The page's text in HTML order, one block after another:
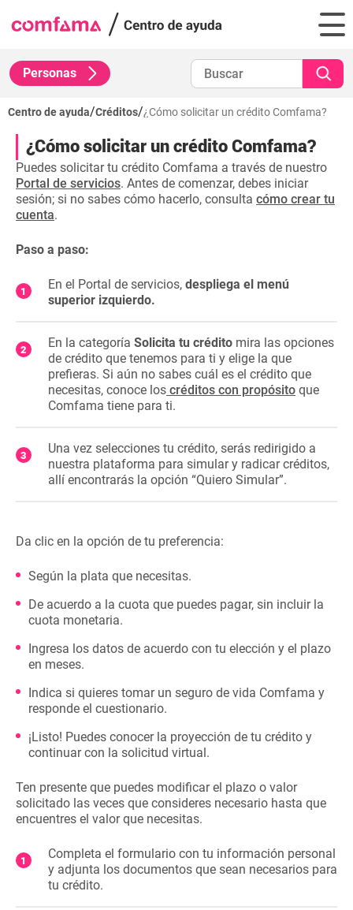
Personas
Centro de ayuda/Créditos/¿Cómo solicitar un crédito Comfama?
¿Cómo solicitar un crédito Comfama?
Puedes solicitar tu crédito Comfama a través de nuestro
Portal de servicios. Antes de comenzar, debes iniciar
sesión; si no sabes cómo hacerlo, consulta cómo crear tu
cuenta.
Paso a paso:
En el Portal de servicios, despliega el menú
superior izquierdo.
En la categoría Solicita tu crédito mira las opciones
de crédito que tenemos para ti y elige la que
prefieras. Si aún no sabes cuál es el crédito que
necesitas, conoce los créditos con propósito que
Comfama tiene para ti.
Una vez selecciones tu crédito, serás redirigido a
nuestra plataforma para simular y radicar créditos,
allí encontrarás la opción “Quiero Simular”.
Da clic en la opción de tu preferencia:
Según la plata que necesitas.
De acuerdo a la cuota que puedes pagar, sin incluir la
cuota monetaria.
Ingresa los datos de acuerdo con tu elección y el plazo
en meses.
Indica si quieres tomar un seguro de vida Comfama y
responde el cuestionario.
¡Listo! Puedes conocer la proyección de tu crédito y
continuar con la solicitud virtual.
Ten presente que puedes modificar el plazo o valor
solicitado las veces que consideres necesario hasta que
encuentres el valor que necesitas.
Completa el formulario con tu información personal
y adjunta los documentos que sean necesarios para
tu crédito.